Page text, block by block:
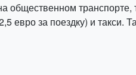
транспорте,
евро за поездку) и